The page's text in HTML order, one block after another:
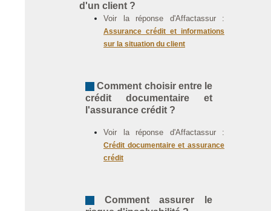
d'un client ?
Voir la réponse d'Affactassur :
Assurance crédit et informations
sur la situation du client
Comment choisir entre le
crédit documentaire et
l'assurance crédit ?
Voir la réponse d'Affactassur :
Crédit documentaire et assurance
crédit
Comment assurer le